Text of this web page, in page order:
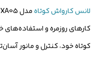
می‌گیرند.
ثبت
لانس کارواش کوتاه
کارهای روزمره و
کوتاه خود، کنترل و مانور